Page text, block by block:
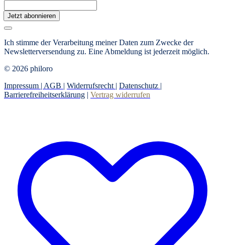
Jetzt abonnieren
Ich stimme der Verarbeitung meiner Daten zum Zwecke der
Newsletterversendung zu. Eine Abmeldung ist jederzeit möglich.
© 2026 philoro
Impressum | AGB | Widerrufsrecht | Datenschutz |
Barrierefreiheitserklärung | Vertrag widerrufen